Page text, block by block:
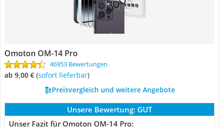
Omoton OM-14 Pro
46953 Bewertungen
ab 9,00 € ( Sofort lieferbar)
Preisvergleich und weitere Angebote
Unsere Bewertung: GUT
Unser Fazit für Omoton OM-14 Pro: